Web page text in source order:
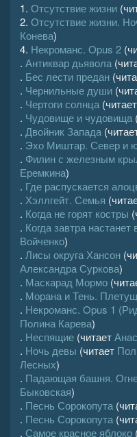
1. Отсутствие жизни
2. Отсутствие жизни.
Конева)
4. Некроманс. Opus 2
. Антиквар дьявола
. Бес лести предан
. Чернильные души
. Чертоги солнца (читает
. Чудовище и чудовища
. Двойник Запада
. Эхо Миштар. Север и
. Филин с железным
Еремкина)
. Где распускается
. Хэллгейт. Семья
. Когда не горят костры
. Когда завтра настанет
Войченко)
. Лисы округа Хансон
Александра Суркова)
. Маскарад Мормо
. Морана и Тень.
. Некроманс. Opus 1
Полина Карева)
. Неспящие (читает
. Ночь девы (читает
Лесных)
. Падающая башня.
Быковская)
. Песнь Сорокопута
. Песнь Сорокопута
. Самое красное яблоко